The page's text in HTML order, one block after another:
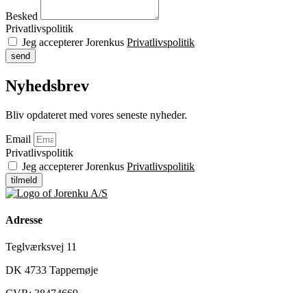
Besked
Privatlivspolitik
Jeg accepterer Jorenkus Privatlivspolitik
send
Nyhedsbrev
Bliv opdateret med vores seneste nyheder.
Email
Privatlivspolitik
Jeg accepterer Jorenkus Privatlivspolitik
tilmeld
Adresse
Teglværksvej 11
DK 4733 Tappernøje